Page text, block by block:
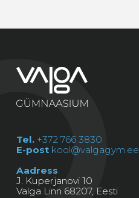
Tel. +372 766 3830
E-post kool@valgagym.ee
Aadress
J. Kuperjanovi 10
Valga Linn 68207, Eesti